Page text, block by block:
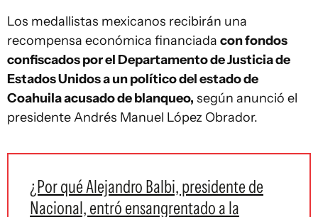
Los medallistas mexicanos recibirán una
recompensa económica financiada con fondos
confiscados por el Departamento de Justicia de
Estados Unidos a un político del estado de
Coahuila acusado de blanqueo, según anunció el
presidente Andrés Manuel López Obrador.
¿Por qué Alejandro Balbi, presidente de
Nacional, entró ensangrentado a la